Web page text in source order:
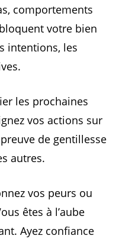
comportements
votre bien
intentions, les
les prochaines
vos actions sur
de gentillesse
autres.
vos peurs ou
êtes à l’aube
Ayez confiance